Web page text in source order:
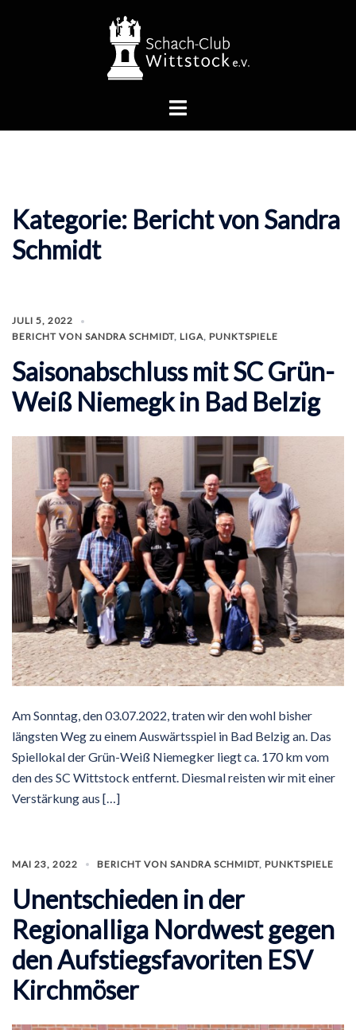
Menü
Kategorie: Bericht von Sandra
Schmidt
JULI 5, 2022
BERICHT VON SANDRA SCHMIDT, LIGA, PUNKTSPIELE
Saisonabschluss mit SC Grün-
Weiß Niemegk in Bad Belzig
Am Sonntag, den 03.07.2022, traten wir den wohl bisher
längsten Weg zu einem Auswärtsspiel in Bad Belzig an. Das
Spiellokal der Grün-Weiß Niemegker liegt ca. 170 km vom
den des SC Wittstock entfernt. Diesmal reisten wir mit einer
Verstärkung aus […]
MAI 23, 2022 BERICHT VON SANDRA SCHMIDT, PUNKTSPIELE
Unentschieden in der
Regionalliga Nordwest gegen
den Aufstiegsfavoriten ESV
Kirchmöser